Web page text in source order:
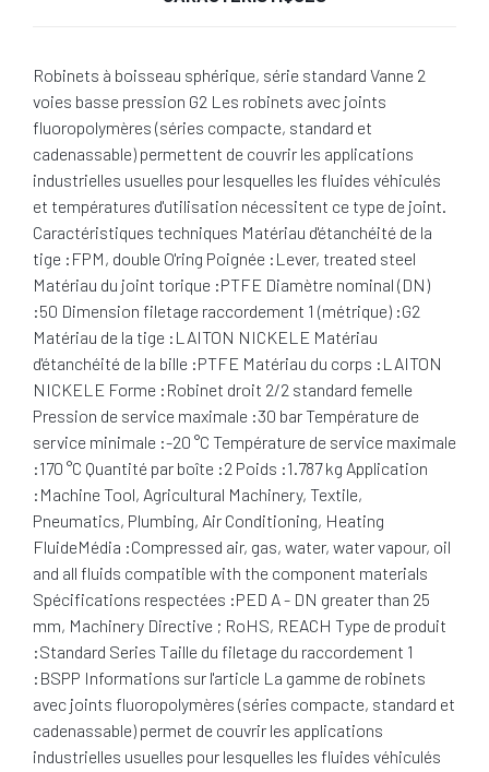
Robinets à boisseau sphérique, série standard Vanne 2
voies basse pression G2 Les robinets avec joints
fluoropolymères (séries compacte, standard et
cadenassable) permettent de couvrir les applications
industrielles usuelles pour lesquelles les fluides véhiculés
et températures d'utilisation nécessitent ce type de joint.
Caractéristiques techniques Matériau d'étanchéité de la
tige :FPM, double O'ring Poignée :Lever, treated steel
Matériau du joint torique :PTFE Diamètre nominal (DN)
:50 Dimension filetage raccordement 1 (métrique) :G2
Matériau de la tige :LAITON NICKELE Matériau
d'étanchéité de la bille :PTFE Matériau du corps :LAITON
NICKELE Forme :Robinet droit 2/2 standard femelle
Pression de service maximale :30 bar Température de
service minimale :-20 °C Température de service maximale
:170 °C Quantité par boîte :2 Poids :1.787 kg Application
:Machine Tool, Agricultural Machinery, Textile,
Pneumatics, Plumbing, Air Conditioning, Heating
FluideMédia :Compressed air, gas, water, water vapour, oil
and all fluids compatible with the component materials
Spécifications respectées :PED A - DN greater than 25
mm, Machinery Directive ; RoHS, REACH Type de produit
:Standard Series Taille du filetage du raccordement 1
:BSPP Informations sur l'article La gamme de robinets
avec joints fluoropolymères (séries compacte, standard et
cadenassable) permet de couvrir les applications
industrielles usuelles pour lesquelles les fluides véhiculés